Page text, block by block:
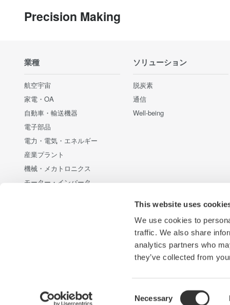
This website uses
We use cookies to
traffic. We also share
analytics partners who
they’ve collected from
Necessary
Precision Making
業種
航空宇宙
家電・OA
自動車・輸送機器
電子部品
電力・電気・エネルギー
産業プラント
機械・メカトロニクス
モーター・インバータ
ソリューション
脱炭素
通信
Well-being
横河電機 横河計測 プライバシーノーティス サイトご利